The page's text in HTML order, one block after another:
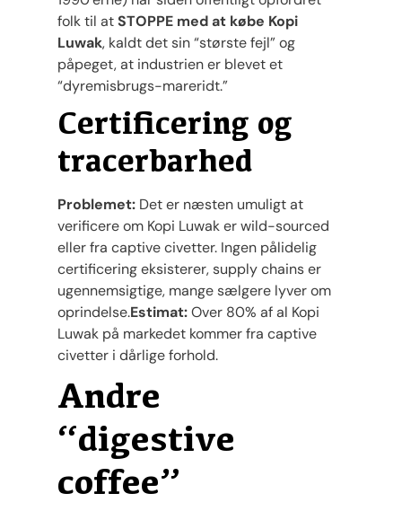
folk til atSTOPPE med at købe Kopi
Luwak, kaldt det sin “største fejl” og
påpeget, at industrien er blevet et
“dyremisbrugs-mareridt.”
Certificering og
tracerbarhed
Problemet: Det er næsten umuligt at
verificere om Kopi Luwak er wild-sourced
eller fra captive civetter. Ingen pålidelig
certificering eksisterer, supply chains er
ugennemsigtige, mange sælgere lyver om
oprindelse.Estimat:Over 80% af al Kopi
Luwak på markedet kommer fra captive
civetter i dårlige forhold.
Andre
“digestive
coffee”